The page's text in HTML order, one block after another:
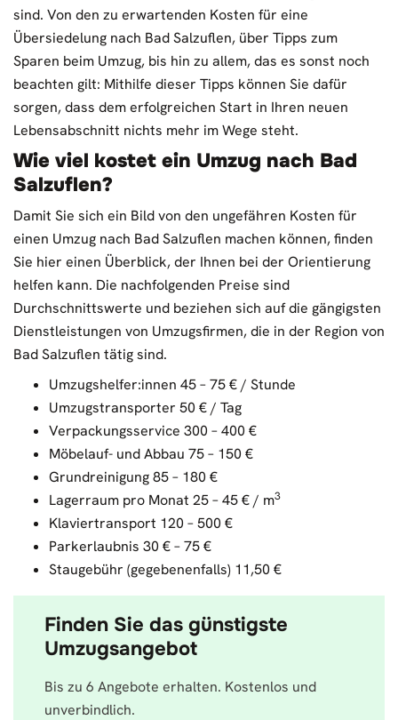
sind. Von den zu erwartenden Kosten für eine
Übersiedelung nach Bad Salzuflen, über Tipps zum
Sparen beim Umzug, bis hin zu allem, das es sonst noch
beachten gilt: Mithilfe dieser Tipps können Sie dafür
sorgen, dass dem erfolgreichen Start in Ihren neuen
Lebensabschnitt nichts mehr im Wege steht.
Wie viel kostet ein Umzug nach Bad
Salzuflen?
Damit Sie sich ein Bild von den ungefähren Kosten für
einen Umzug nach Bad Salzuflen machen können, finden
Sie hier einen Überblick, der Ihnen bei der Orientierung
helfen kann. Die nachfolgenden Preise sind
Durchschnittswerte und beziehen sich auf die gängigsten
Dienstleistungen von Umzugsfirmen, die in der Region von
Bad Salzuflen tätig sind.
Umzugshelfer:innen 45 – 75 € / Stunde
Umzugstransporter 50 € / Tag
Verpackungsservice 300 – 400 €
Möbelauf- und Abbau 75 – 150 €
Grundreinigung 85 – 180 €
Lagerraum pro Monat 25 – 45 € / m3
Klaviertransport 120 – 500 €
Parkerlaubnis 30 € – 75 €
Staugebühr (gegebenenfalls) 11,50 €
Finden Sie das günstigste
Umzugsangebot
Bis zu 6 Angebote erhalten. Kostenlos und
unverbindlich.